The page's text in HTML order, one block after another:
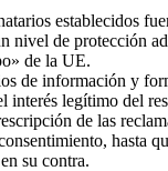
nivel de protección
de la UE.
de información y
legítimo del
de las
hasta
su contra.